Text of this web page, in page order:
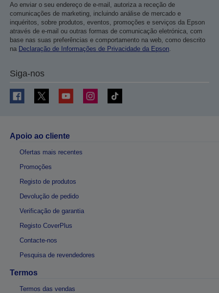
Ao enviar o seu endereço de e-mail, autoriza a receção de
comunicações de marketing, incluindo análise de mercado e
inquéritos, sobre produtos, eventos, promoções e serviços da Epson
através de e-mail ou outras formas de comunicação eletrónica, com
base nas suas preferências e comportamento na web, como descrito
na Declaração de Informações de Privacidade da Epson
Siga-nos
Apoio ao cliente
Ofertas mais recentes
Promoções
Registo de produtos
Devolução de pedido
Verificação de garantia
Registo CoverPlus
Contacte-nos
Pesquisa de revendedores
Termos
Termos das vendas